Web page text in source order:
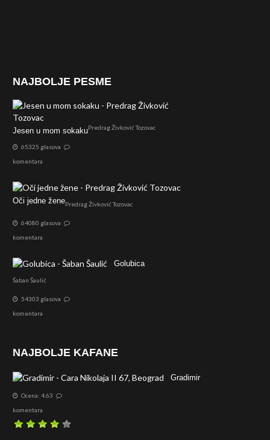
NAJBOLJE PESME
Jesen u mom sokakuPredrag Živković Tozovac
65325 glasova
komentara
Oči jedne ženePredrag Živković Tozovac
64080 glasova
komentara
Golubica
Šaban Šaulić
54303 glasova
komentara
NAJBOLJE KAFANE
Gradimir
Ocena: 4.63
komentara